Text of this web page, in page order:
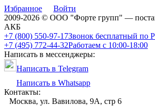
Избранное
Войти
2009-2026 © ООО "Форте групп" —
АКБ
+7 (800) 550-97-17Звонок бесплатный по
+7 (495) 772-44-32Работаем с 10:00-18:00
Написать в мессенджеры:
Написать в Telegram
Написать в Whatsapp
Контакты:
Москва, ул. Вавилова, 9А, стр 6